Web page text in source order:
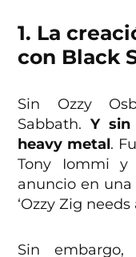
1. La
con Black
Sin Ozzy
Sabbath.Y sin
heavy metal.
Tony Iommi y
anuncio en
‘Ozzy Zig
Sin